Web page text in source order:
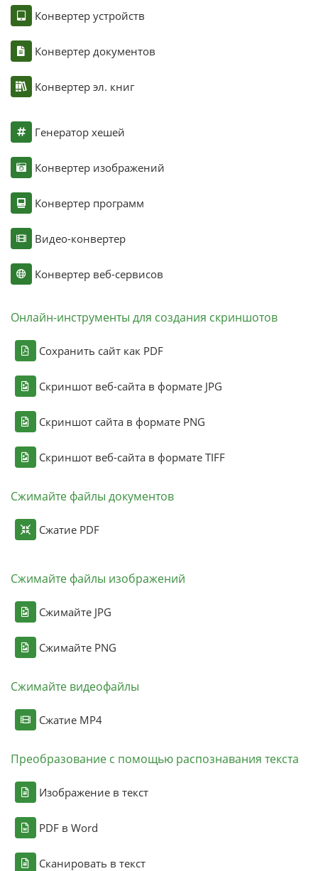
Конвертер устройств
Конвертер документов
Конвертер эл. книг
Генератор хешей
Конвертер изображений
Конвертер программ
Видео-конвертер
Конвертер веб-сервисов
Онлайн-инструменты для создания скриншотов
Сохранить сайт как PDF
Скриншот веб-сайта в формате JPG
Скриншот сайта в формате PNG
Скриншот веб-сайта в формате TIFF
Сжимайте файлы документов
Сжатие PDF
Сжимайте файлы изображений
Сжимайте JPG
Сжимайте PNG
Сжимайте видеофайлы
Сжатие MP4
Преобразование с помощью распознавания текста
Изображение в текст
PDF в Word
Сканировать в текст